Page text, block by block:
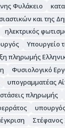
Φυλάκειο
και της
ηλεκτρικός
Υπουργείο
πληρωμής
Φυσιολογικό
υπογραμματέας
πληρωμής
έγκριση Στέφανος